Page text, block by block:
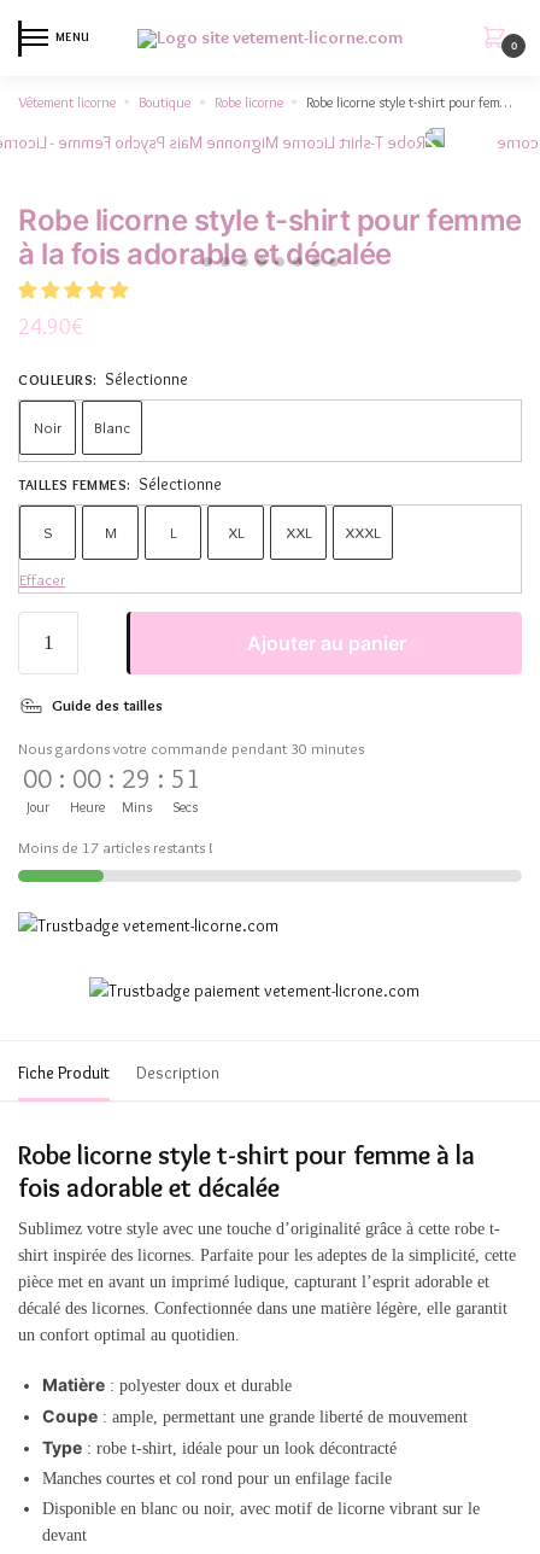
MENU
0
Vêtement licorne » Boutique » Robe licorne » Robe licorne style t-shirt pour femme à la fois adorable et décalée
Robe licorne style t-shirt pour femme
à la fois adorable et décalée
24.90€
COULEURS: Sélectionne
Noir Blanc
TAILLES FEMMES: Sélectionne
S M L XL XXL XXXL
Effacer
Ajouter au panier
Guide des tailles
Nous gardons votre commande pendant 30 minutes
00
Jour
: 00
Heure
: 29
Mins
: 51
Secs
Moins de 17 articles restants !
Fiche Produit Description
Robe licorne style t-shirt pour femme à la
fois adorable et décalée
Sublimez votre style avec une touche d’originalité grâce à cette robe t-
shirt inspirée des licornes. Parfaite pour les adeptes de la simplicité, cette
pièce met en avant un imprimé ludique, capturant l’esprit adorable et
décalé des licornes. Confectionnée dans une matière légère, elle garantit
un confort optimal au quotidien.
Matière : polyester doux et durable
Coupe : ample, permettant une grande liberté de mouvement
Type : robe t-shirt, idéale pour un look décontracté
Manches courtes et col rond pour un enfilage facile
Disponible en blanc ou noir, avec motif de licorne vibrant sur le
devant